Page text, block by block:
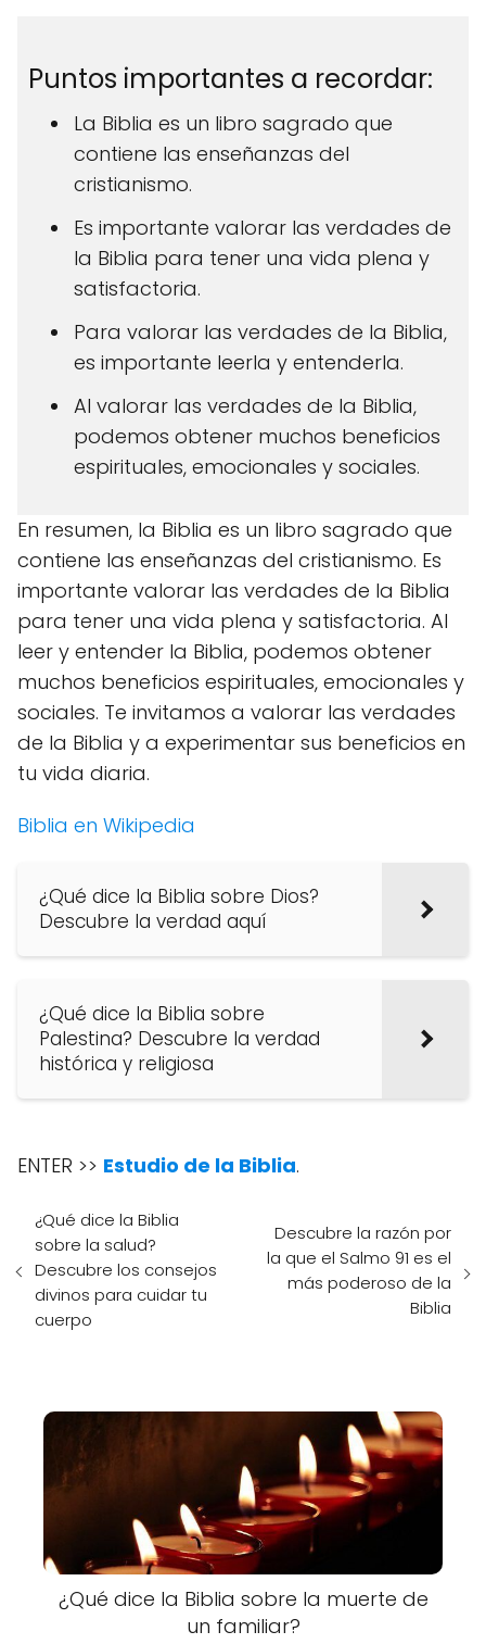
Puntos importantes a recordar:
La Biblia es un libro sagrado que
contiene las enseñanzas del
cristianismo.
Es importante valorar las verdades de
la Biblia para tener una vida plena y
satisfactoria.
Para valorar las verdades de la Biblia,
es importante leerla y entenderla.
Al valorar las verdades de la Biblia,
podemos obtener muchos beneficios
espirituales, emocionales y sociales.
En resumen, la Biblia es un libro sagrado que
contiene las enseñanzas del cristianismo. Es
importante valorar las verdades de la Biblia
para tener una vida plena y satisfactoria. Al
leer y entender la Biblia, podemos obtener
muchos beneficios espirituales, emocionales y
sociales. Te invitamos a valorar las verdades
de la Biblia y a experimentar sus beneficios en
tu vida diaria.
Biblia en Wikipedia
¿Qué dice la Biblia sobre Dios?
Descubre la verdad aquí
¿Qué dice la Biblia sobre
Palestina? Descubre la verdad
histórica y religiosa
ENTER >> Estudio de la Biblia.
¿Qué dice la Biblia
sobre la salud?
Descubre los consejos
divinos para cuidar tu
cuerpo
Descubre la razón por
la que el Salmo 91 es el
más poderoso de la
Biblia
¿Qué dice la Biblia sobre la muerte de
un familiar?